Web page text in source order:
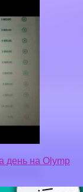
день на Olymp